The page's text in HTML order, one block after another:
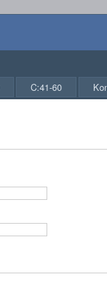
C:41-60